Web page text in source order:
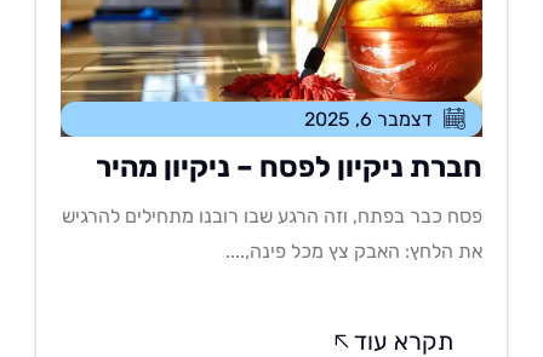
דצמבר 6, 2025
ניקיון לפסח – ניקיון מהיר
כבר בפתח, וזה הרגע שבו רובנו מתחילים להרגיש
הלחץ: האבק צץ מכל פינה,....
תקרא עוד